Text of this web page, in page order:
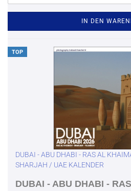
IN DEN
TOP
DUBAI - ABU DHABI - RAS AL
SHARJAH / UAE KALENDER
DUBAI - ABU DHABI -